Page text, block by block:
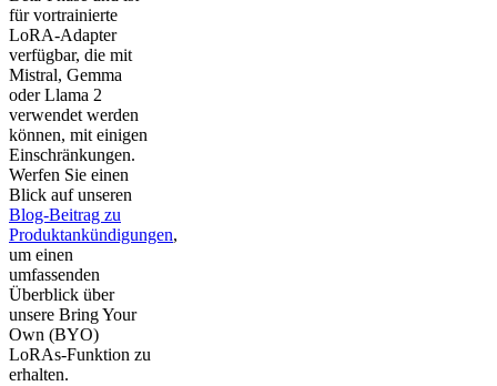
für vortrainierte
LoRA-Adapter
verfügbar, die mit
Mistral, Gemma
oder Llama 2
verwendet werden
können, mit einigen
Einschränkungen.
Werfen Sie einen
Blick auf unseren
Blog-Beitrag zu
Produktankündigungen,
um einen
umfassenden
Überblick über
unsere Bring Your
Own (BYO)
LoRAs-Funktion zu
erhalten.